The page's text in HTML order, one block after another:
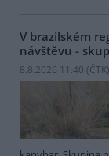
V brazilském
návštěvu -
8.8.2026 11:40 (ČTK)